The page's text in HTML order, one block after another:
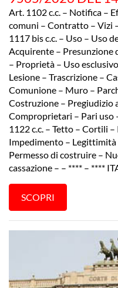
Art. 1102 c.c. – Notifica –
comuni – Contratto – Vizi
1117 bis c.c. – Uso – Uso
Acquirente – Presunzione
– Proprietà – Uso
Lesione – Trascrizione –
Comunione – Muro –
Costruzione – Pregiudizio
Comproprietari – Pari uso
1122 c.c. – Tetto – Cortili
Impedimento –
Permesso di costruire –
cassazione – – **** – ****
SCOPRI